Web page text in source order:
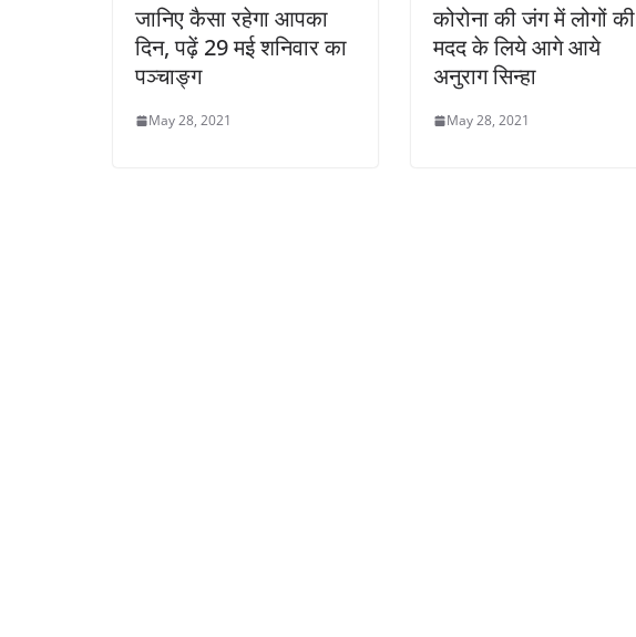
जानिए कैसा रहेगा आपका
दिन, पढ़ें 29 मई शनिवार का
पञ्चाङ्ग
May 28, 2021
कोरोना की जंग में लोगों की
मदद के लिये आगे आये
अनुराग सिन्हा
May 28, 2021